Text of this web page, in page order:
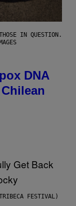
IN QUESTION.
DNA
FESTIVAL)